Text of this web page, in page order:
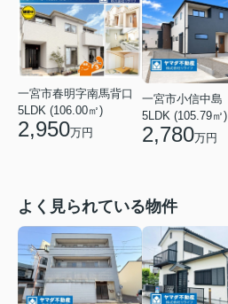
一宮市春明字南馬背口
5LDK (106.00㎡)
2,950万円
一宮市小信中島
5LDK (105.79㎡)
2,780万円
よく見られている物件